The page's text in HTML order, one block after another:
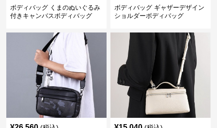
ボディバッグ くまのぬいぐるみ
付きキャンバスボディバッグ
ボディバッグ ギャザーデザイン
ショルダーボディバッグ